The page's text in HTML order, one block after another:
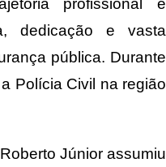
profissional é
dedicação e vasta
pública. Durante
Polícia Civil na região
Júnior assumiu